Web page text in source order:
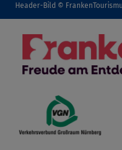
Header-Bild ©